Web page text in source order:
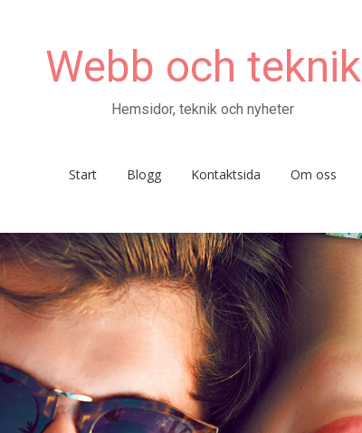
Webb och teknik
Hemsidor, teknik och nyheter
Start Blogg Kontaktsida Om oss